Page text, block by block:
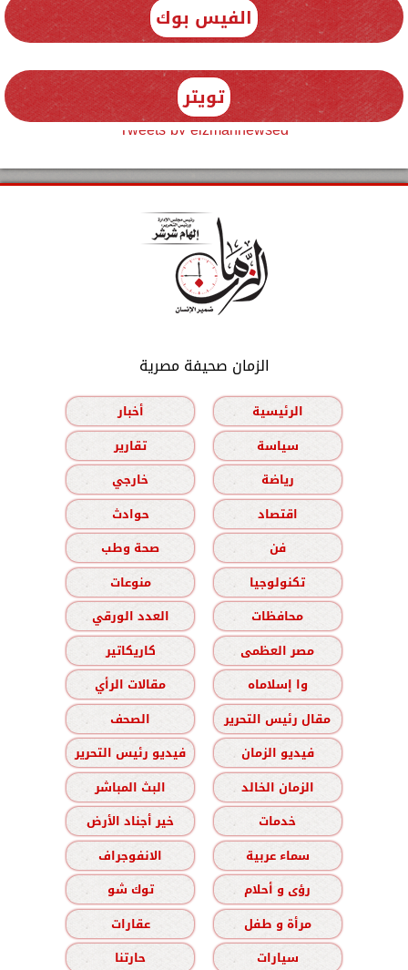
الفيس بوك
تويتر
Tweets by elzmannewseg
الزمان صحيفة مصرية
الرئيسية
أخبار
سياسة
تقارير
رياضة
خارجي
اقتصاد
حوادث
فن
صحة وطب
تكنولوجيا
منوعات
محافظات
العدد الورقي
مصر العظمى
كاريكاتير
وا إسلاماه
مقالات الرأي
مقال رئيس التحرير
الصحف
فيديو الزمان
فيديو رئيس التحرير
الزمان الخالد
البث المباشر
خدمات
خير أجناد الأرض
سماء عربية
الانفوجراف
رؤى و أحلام
توك شو
مرأة و طفل
عقارات
سيارات
حارتنا